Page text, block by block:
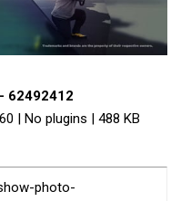
62492412
| No plugins | 488 KB
photo-